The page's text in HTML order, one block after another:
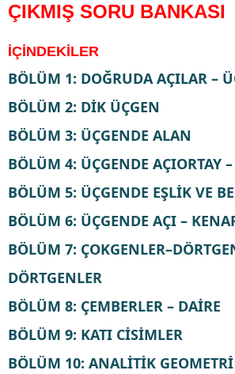
ÇIKMIŞ SORU BANKASI
İÇİNDEKİLER
BÖLÜM 1: DOĞRUDA AÇILAR –
BÖLÜM 2: DİK ÜÇGEN
BÖLÜM 3: ÜÇGENDE ALAN
BÖLÜM 4: ÜÇGENDE AÇIORTAY
BÖLÜM 5: ÜÇGENDE EŞLİK VE
BÖLÜM 6: ÜÇGENDE AÇI –
BÖLÜM 7:
DÖRTGENLER
BÖLÜM 8: ÇEMBERLER – DAİRE
BÖLÜM 9: KATI CİSİMLER
BÖLÜM 10: ANALİTİK GEOMETRİ